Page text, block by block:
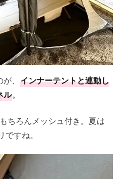
、 インナーテントと連動し
ル。
ちろんメッシュ付き。夏は
ですね。